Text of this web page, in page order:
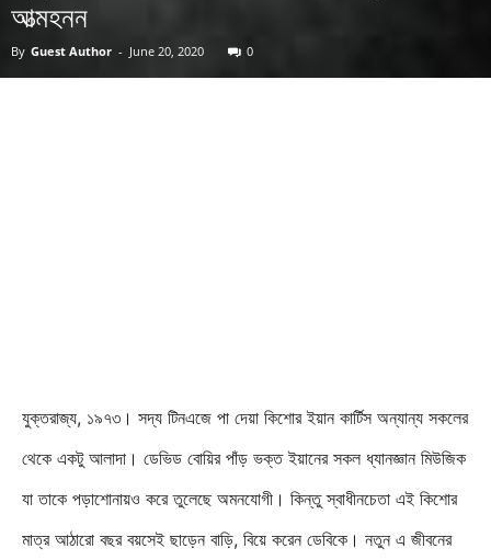
আত্মহনন
By Guest Author - June 20, 2020 0
যুক্তরাজ্য, ১৯৭৩। সদ্য টিনএজে পা দেয়া কিশোর ইয়ান কার্টিস অন্যান্য সকলের
থেকে একটু আলাদা। ডেভিড বোয়ির পাঁড় ভক্ত ইয়ানের সকল ধ্যানজ্ঞান মিউজিক
যা তাকে পড়াশোনায়ও করে তুলেছে অমনযোগী। কিন্তু স্বাধীনচেতা এই কিশোর
মাত্র আঠারো বছর বয়সেই ছাড়েন বাড়ি, বিয়ে করেন ডেবিকে। নতুন এ জীবনের